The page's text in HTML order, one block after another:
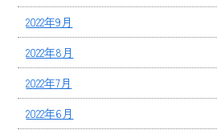
2022年9月
2022年8月
2022年7月
2022年6月